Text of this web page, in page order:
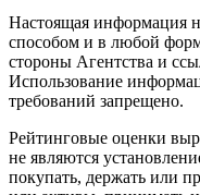
Настоящая информация
способом и в любой
стороны Агентства и
Использование
требований запрещено.
Рейтинговые оценки
не являются
покупать, держать или